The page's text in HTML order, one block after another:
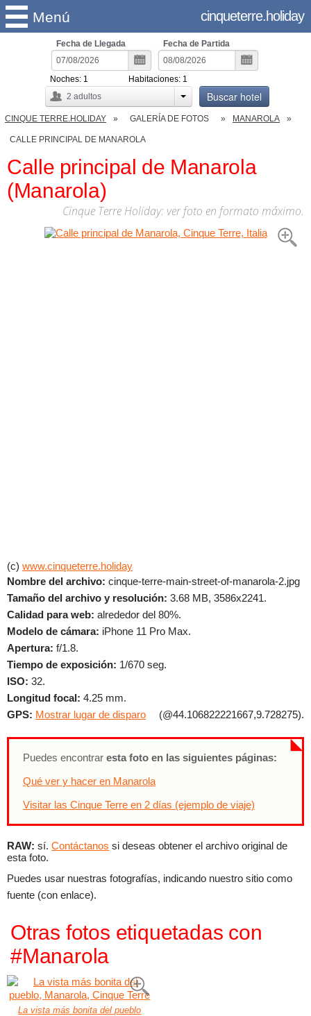
Menú cinqueterre.holiday
Fecha de Llegada Fecha de Partida
2 adultos
Noches: 1 Habitaciones: 1
Buscar hotel
CINQUE TERRE.HOLIDAY GALERÍA DE FOTOS MANAROLA
CALLE PRINCIPAL DE MANAROLA
Calle principal de Manarola
(Manarola)
Cinque Terre Holiday: ver foto en formato máximo.
(c) www.cinqueterre.holiday
Nombre del archivo: cinque-terre-main-street-of-manarola-2.jpg
Tamaño del archivo y resolución: 3.68 MB, 3586x2241.
Calidad para web: alrededor del 80%.
Modelo de cámara: iPhone 11 Pro Max.
Apertura: f/1.8.
Tiempo de exposición: 1/670 seg.
ISO: 32.
Longitud focal: 4.25 mm.
GPS: Mostrar lugar de disparo (@44.106822221667,9.728275).
Puedes encontrar esta foto en las siguientes páginas:
Qué ver y hacer en Manarola
Visitar las Cinque Terre en 2 días (ejemplo de viaje)
RAW: sí. Contáctanos si deseas obtener el archivo original de
esta foto.
Puedes usar nuestras fotografías, indicando nuestro sitio como
fuente (con enlace).
Otras fotos etiquetadas con
#Manarola
La vista más bonita del pueblo